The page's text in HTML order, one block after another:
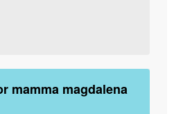
mamma magdalena